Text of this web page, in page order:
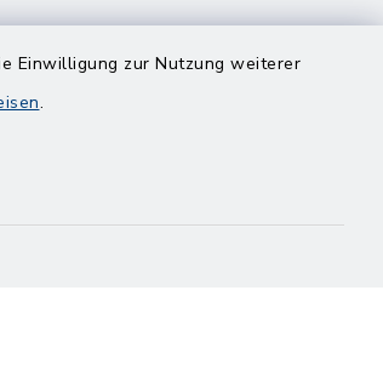
Einwilligung zur Nutzung weiterer
.